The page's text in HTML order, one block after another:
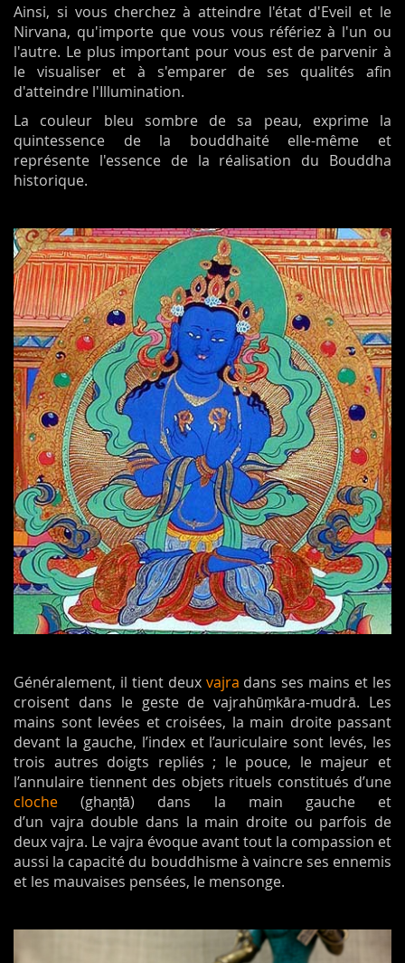
Ainsi, si vous cherchez à atteindre l'état d'Eveil et le
Nirvana, qu'importe que vous vous référiez à l'un ou
l'autre. Le plus important pour vous est de parvenir à
le visualiser et à s'emparer de ses qualités afin
d'atteindre l'Illumination.
La couleur bleu sombre de sa peau, exprime la
quintessence de la bouddhaité elle-même et
représente l'essence de la réalisation du Bouddha
historique.
Généralement, il tient deux vajra dans ses mains et les
croisent dans le geste de vajrahūṃkāra-mudrā. Les
mains sont levées et croisées, la main droite passant
devant la gauche, l’index et l’auriculaire sont levés, les
trois autres doigts repliés ; le pouce, le majeur et
l’annulaire tiennent des objets rituels constitués d’une
cloche (ghaṇṭā) dans la main gauche et
d’un vajra double dans la main droite ou parfois de
deux vajra. Le vajra évoque avant tout la compassion et
aussi la capacité du bouddhisme à vaincre ses ennemis
et les mauvaises pensées, le mensonge.